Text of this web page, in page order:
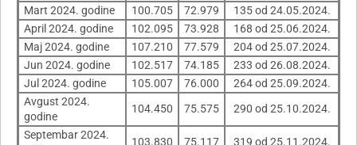
Mart 2024. godine 100.705 72.979
135 od 24.05.2024.
April 2024. godine
102.095 73.928
168 od 25.06.2024.
Maj 2024. godine
107.210 77.579
204 od 25.07.2024.
Jun 2024. godine
102.517 74.185
233 od 26.08.2024.
Jul 2024. godine
105.007 76.000
264 od 25.09.2024.
Avgust 2024.
godine
104.450 75.575 290 od 25.10.2024.
Septembar 2024.
103.830 75.117 319 od 25.11.2024.